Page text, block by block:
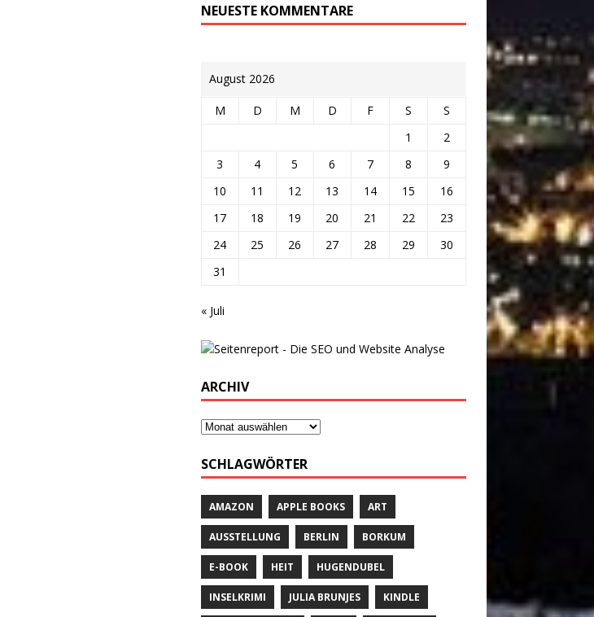
NEUESTE KOMMENTARE
August 2026
M D M D F S
S
1
2
3
4 5 6 7 8
9
10
11 12 13 14 15
16
17
18 19 20 21 22
23
24
25 26 27 28 29
30
31
« Juli
ARCHIV
SCHLAGWÖRTER
AMAZON APPLE BOOKS ART
AUSSTELLUNG BERLIN BORKUM
E-BOOK HEIT HUGENDUBEL
INSELKRIMI JULIA BRUNJES KINDLE